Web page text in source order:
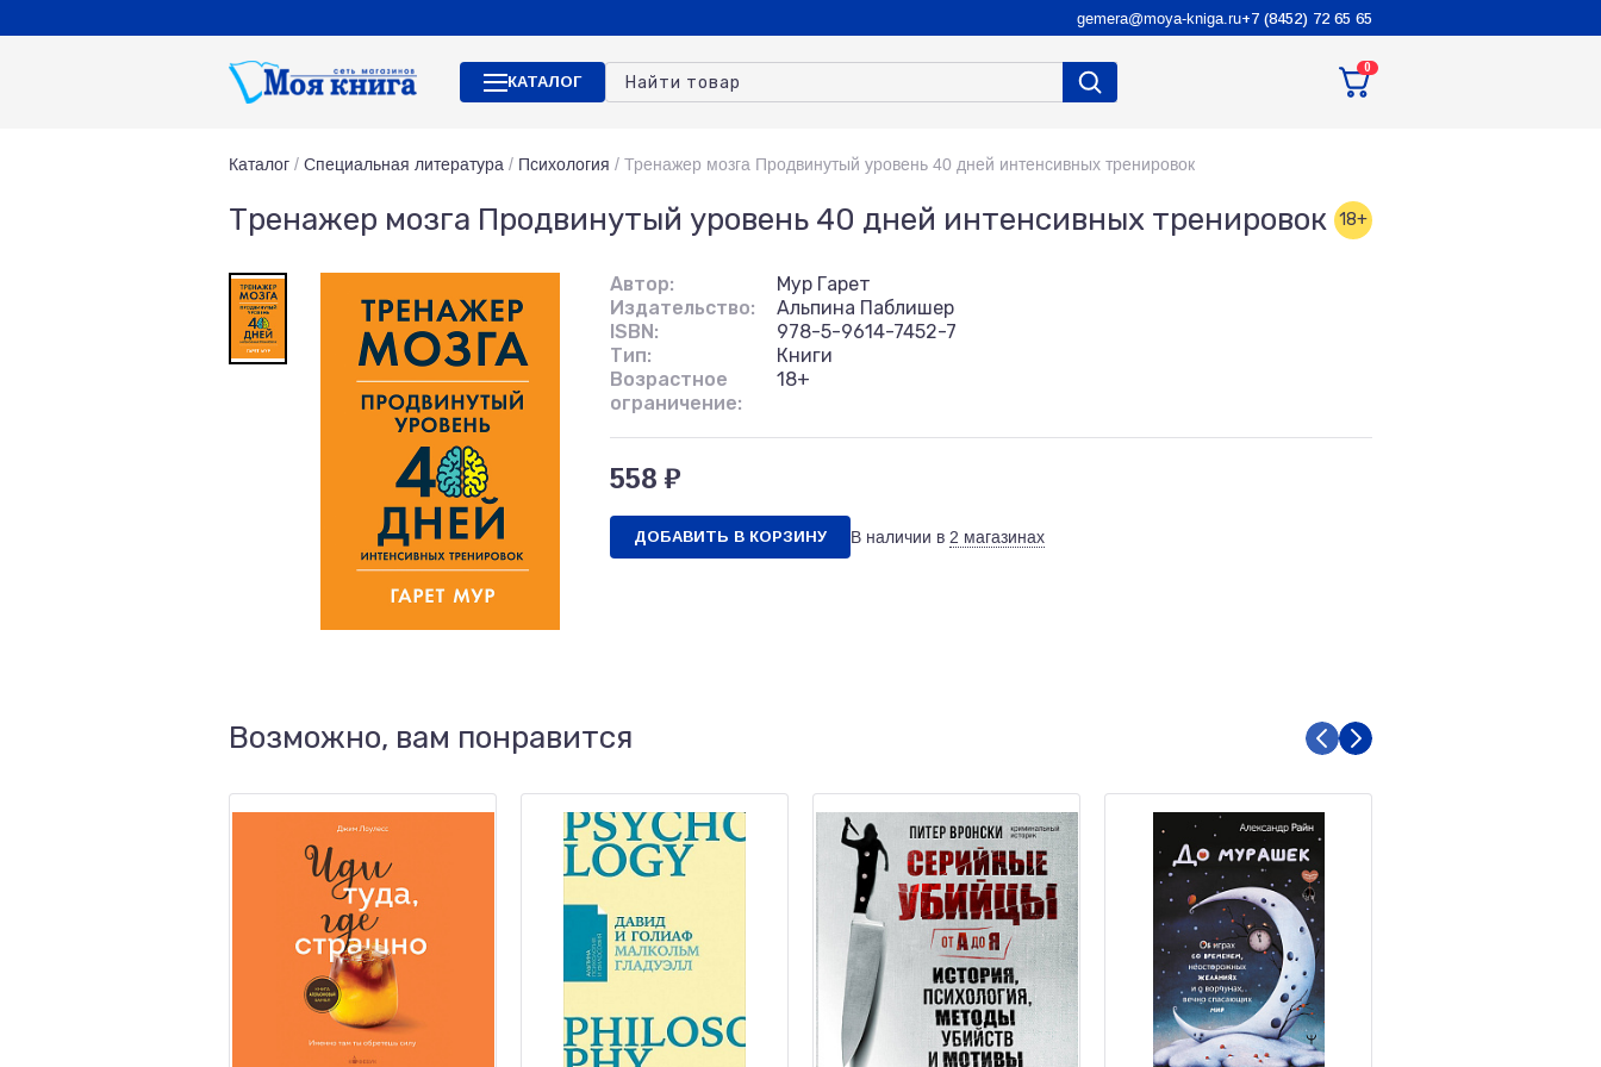
gemera@moya-kniga.ru+7 (8452) 72 65 65
КАТАЛОГ
0
Каталог / Специальная литература / Психология / Тренажер мозга Продвинутый уровень 40 дней интенсивных тренировок
Тренажер мозга Продвинутый уровень 40 дней интенсивных тренировок 18+
Автор:
Мур Гарет
Издательство:
Альпина Паблишер
ISBN:
978-5-9614-7452-7
Тип:
Книги
Возрастное
ограничение:
18+
558 ₽
ДОБАВИТЬ В КОРЗИНУ В наличии в 2 магазинах
Возможно, вам понравится